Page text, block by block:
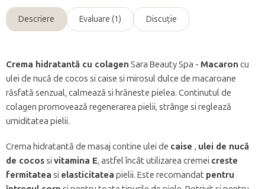
Descriere Evaluare (1) Discuţie
Crema hidratantă cu colagen Sara Beauty Spa - Macaron cu
ulei de nucă de cocos si caise si mirosul dulce de macaroane
răsfată senzual, calmează si hrăneste pielea. Continutul de
colagen promovează regenerarea pielii, strânge si reglează
umiditatea pielii.
Crema hidratantă de masaj contine ulei de caise , ulei de nucă
de cocossi vitamina E, astfel încât utilizarea cremei creste
fermitatea si elasticitatea pielii. Este recomandat pentru